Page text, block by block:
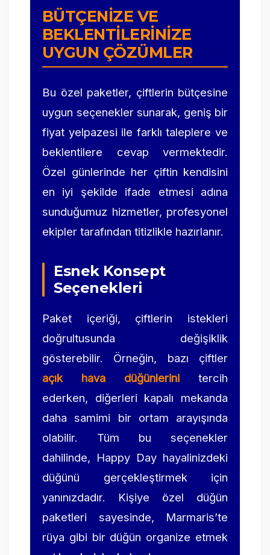
BÜTÇENIZE VE
BEKLENTILERINIZE
UYGUN ÇÖZÜMLER
Bu özel paketler, çiftlerin bütçesine
uygun seçenekler sunarak, geniş bir
fiyat yelpazesi ile farklı taleplere ve
beklentilere cevap vermektedir.
Özel günlerinde her çiftin kendisini
en iyi şekilde ifade etmesi adına
sunduğumuz hizmetler, profesyonel
ekipler tarafından titizlikle hazırlanır.
Esnek Konsept
Seçenekleri
Paket içeriği, çiftlerin istekleri
doğrultusunda değişiklik
gösterebilir. Örneğin, bazı çiftler
açık hava düğünlerini tercih
ederken, diğerleri kapalı mekanda
daha samimi bir ortam arayışında
olabilir. Tüm bu seçenekler
dahilinde, Happy Day hayalinizdeki
düğünü gerçekleştirmek için
yanınızdadır. Kişiye özel düğün
paketleri sayesinde, Marmaris’te
rüya gibi bir düğün organize etmek